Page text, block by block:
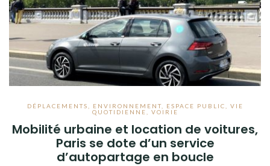
DÉPLACEMENTS ENVIRONNEMENT, ESPACE PUBLIC
VIE
QUOTIDIENNE
VOIRIE
Mobilité urbaine et location de voitures,
Paris se dote d’un service
d’autopartage en boucle